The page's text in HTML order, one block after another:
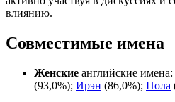
влиянию.
Совместимые имена
Женские английские имена:
(93,0%); Ирэн (86,0%); Пола